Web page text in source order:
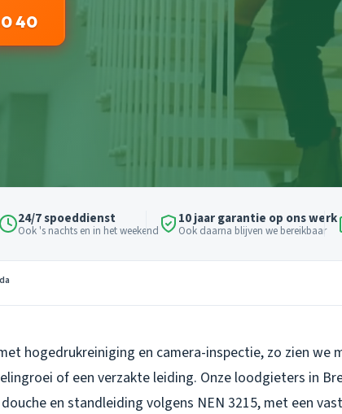
40
24/7 spoeddienst
Ook 's nachts en in het weekend
10 jaar garantie op ons werk
Ook daarna blijven we bereikbaar
hogedrukreiniging en camera-inspectie, zo zien we
of een verzakte leiding. Onze loodgieters in
en standleiding volgens NEN 3215, met een